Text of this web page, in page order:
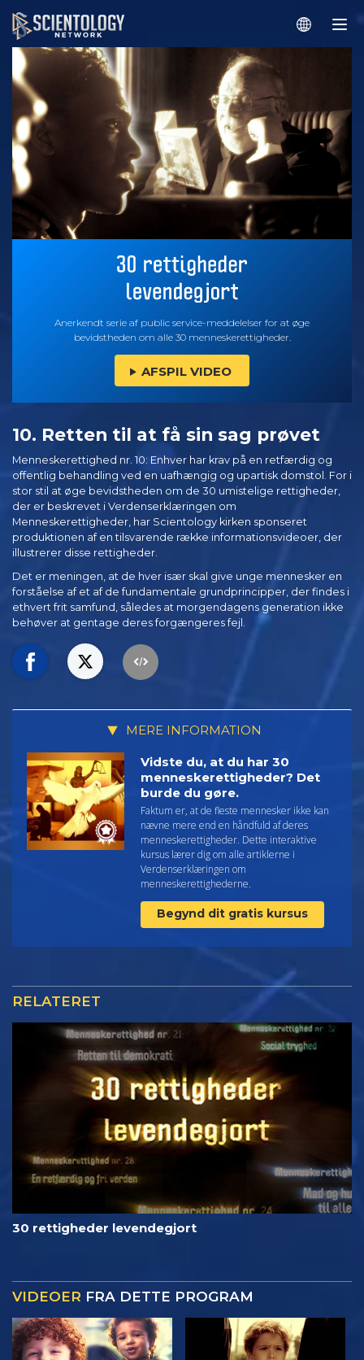
Anerkendt serie af public service-meddelelser for at øge
bevidstheden om alle 30 menneskerettigheder.
AFSPIL VIDEO
10. Retten til at få sin sag prøvet
Menneskerettighed nr. 10: Enhver har krav på en retfærdig og
offentlig behandling ved en uafhængig og upartisk domstol. For i
stor stil at øge bevidstheden om de 30 umistelige rettigheder,
der er beskrevet i Verdenserklæringen om
Menneskerettigheder, har Scientology kirken sponseret
produktionen af en tilsvarende række informationsvideoer, der
illustrerer disse rettigheder.
Det er meningen, at de hver især skal give unge mennesker en
forståelse af et af de fundamentale grundprincipper, der findes i
ethvert frit samfund, således at morgendagens generation ikke
behøver at gentage deres forgængeres fejl.
MERE INFORMATION
Vidste du, at du har 30
menneskerettigheder? Det
burde du gøre.
Faktum er, at de fleste mennesker ikke kan
nævne mere end en håndfuld af deres
menneskerettigheder. Dette interaktive
kursus lærer dig om alle artiklerne i
Verdenserklæringen om
menneskerettighederne.
Begynd dit gratis kursus
RELATERET
30 rettigheder levendegjort
VIDEOER FRA DETTE PROGRAM